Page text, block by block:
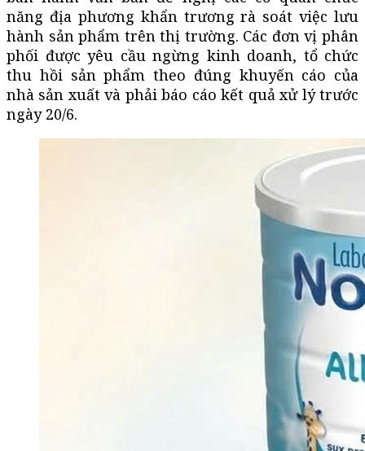
năng địa phương khẩn trương rà soát việc lưu
hành sản phẩm trên thị trường. Các đơn vị phân
phối được yêu cầu ngừng kinh doanh, tổ chức
thu hồi sản phẩm theo đúng khuyến cáo của
nhà sản xuất và phải báo cáo kết quả xử lý trước
ngày 20/6.